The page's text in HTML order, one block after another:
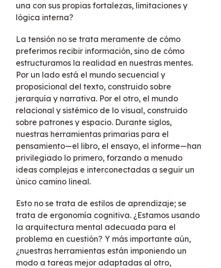
una con sus propias fortalezas, limitaciones y
lógica interna?
La tensión no se trata meramente de cómo
preferimos recibir información, sino de cómo
estructuramos la realidad en nuestras mentes.
Por un lado está el mundo secuencial y
proposicional del texto, construido sobre
jerarquía y narrativa. Por el otro, el mundo
relacional y sistémico de lo visual, construido
sobre patrones y espacio. Durante siglos,
nuestras herramientas primarias para el
pensamiento—el libro, el ensayo, el informe—han
privilegiado lo primero, forzando a menudo
ideas complejas e interconectadas a seguir un
único camino lineal.
Esto no se trata de estilos de aprendizaje; se
trata de ergonomía cognitiva. ¿Estamos usando
la arquitectura mental adecuada para el
problema en cuestión? Y más importante aún,
¿nuestras herramientas están imponiendo un
modo a tareas mejor adaptadas al otro,